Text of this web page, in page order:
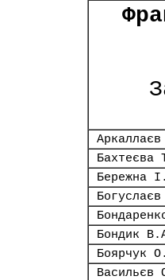
Бахтеєва
Бережна
Бондик
Боярчук
Васильєв